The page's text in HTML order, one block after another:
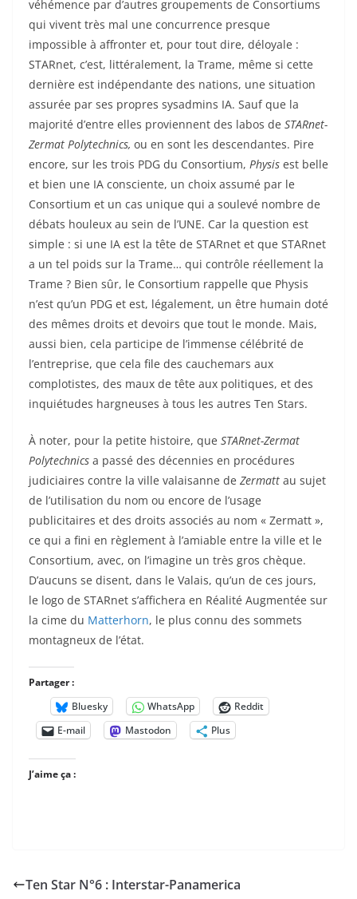
véhémence par d’autres groupements de Consortiums
qui vivent très mal une concurrence presque
impossible à affronter et, pour tout dire, déloyale :
STARnet, c’est, littéralement, la Trame, même si cette
dernière est indépendante des nations, une situation
assurée par ses propres sysadmins IA. Sauf que la
majorité d’entre elles proviennent des labos de STARnet-
Zermat Polytechnics, ou en sont les descendantes. Pire
encore, sur les trois PDG du Consortium, Physis est belle
et bien une IA consciente, un choix assumé par le
Consortium et un cas unique qui a soulevé nombre de
débats houleux au sein de l’UNE. Car la question est
simple : si une IA est la tête de STARnet et que STARnet
a un tel poids sur la Trame… qui contrôle réellement la
Trame ? Bien sûr, le Consortium rappelle que Physis
n’est qu’un PDG et est, légalement, un être humain doté
des mêmes droits et devoirs que tout le monde. Mais,
aussi bien, cela participe de l’immense célébrité de
l’entreprise, que cela file des cauchemars aux
complotistes, des maux de tête aux politiques, et des
inquiétudes hargneuses à tous les autres Ten Stars.
À noter, pour la petite histoire, que STARnet-Zermat
Polytechnics a passé des décennies en procédures
judiciaires contre la ville valaisanne de Zermatt au sujet
de l’utilisation du nom ou encore de l’usage
publicitaires et des droits associés au nom « Zermatt »,
ce qui a fini en règlement à l’amiable entre la ville et le
Consortium, avec, on l’imagine un très gros chèque.
D’aucuns se disent, dans le Valais, qu’un de ces jours,
le logo de STARnet s’affichera en Réalité Augmentée sur
la cime du Matterhorn, le plus connu des sommets
montagneux de l’état.
Partager :
Bluesky
WhatsApp
Reddit
E-mail
Mastodon Plus
J’aime ça :
Ten Star N°6 : Interstar-Panamerica